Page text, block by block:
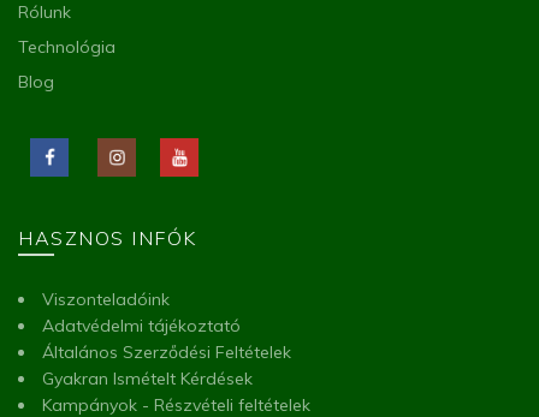
Rólunk
Technológia
Blog
HASZNOS INFÓK
Viszonteladóink
Adatvédelmi tájékoztató
Általános Szerződési Feltételek
Gyakran Ismételt Kérdések
Kampányok - Részvételi feltételek